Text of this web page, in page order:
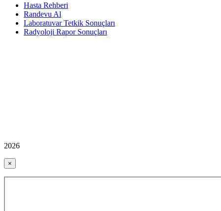
Hasta Rehberi
Randevu Al
Laboratuvar Tetkik Sonuçları
Radyoloji Rapor Sonuçları
2026
×